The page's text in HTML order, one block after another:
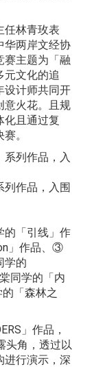
任林青玫表
华两岸文经协
赛主题为「融
元文化的追
设计师共同开
意火花。且规
化且通过复
。
列作品，入围
的「引线」作
」作品、③
学的
同学的「内
「森林之
」作品，
头角，透过以
进行演示，深